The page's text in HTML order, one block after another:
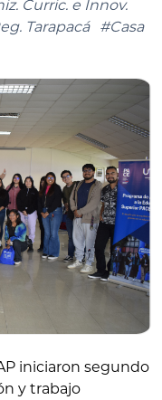
Curric. e Innov.
Tarapacá
#Casa
iniciaron segundo
y trabajo